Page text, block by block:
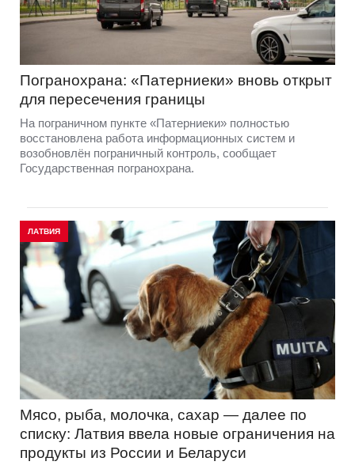
Погранохрана: «Патерниеки» вновь открыт
для пересечения границы
На пограничном пункте «Патерниеки» полностью
восстановлена работа информационных систем и
возобновлён пограничный контроль, сообщает
Государственная погранохрана.
ЛАТВИЯ
Мясо, рыба, молочка, сахар — далее по
списку: Латвия ввела новые ограничения на
продукты из России и Беларуси